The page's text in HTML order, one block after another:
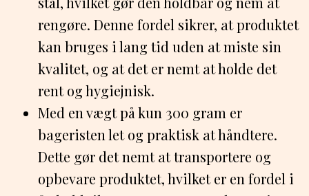
rengøre. Denne fordel sikrer, at produktet
kan bruges i lang tid uden at miste sin
kvalitet, og at det er nemt at holde det
rent og hygiejnisk.
Med en vægt på kun 300 gram er
bageristen let og praktisk at håndtere.
Dette gør det nemt at transportere og
opbevare produktet, hvilket er en fordel i